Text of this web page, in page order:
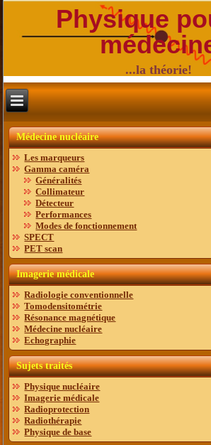
Physique
...la théorie!
Médecine nucléaire
Les marqueurs
Gamma caméra
Généralités
Collimateur
Détecteur
Performances
Modes de fonctionnement
SPECT
PET scan
Imagerie médicale
Radiologie conventionnelle
Tomodensitométrie
Résonance magnétique
Médecine nucléaire
Echographie
Sujets traités
Physique nucléaire
Imagerie médicale
Radioprotection
Radiothérapie
Physique de base